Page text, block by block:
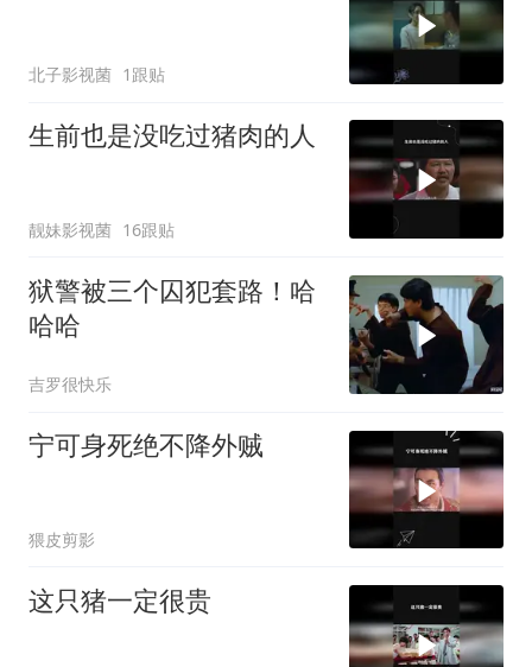
北子影视菌 1跟贴
生前也是没吃过猪肉的人
靓妹影视菌 16跟贴
狱警被三个囚犯套路！哈
哈哈
吉罗很快乐
宁可身死绝不降外贼
猥皮剪影
这只猪一定很贵